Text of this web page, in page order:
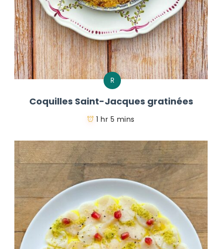
R
Coquilles Saint-Jacques gratinées
1 hr 5 mins